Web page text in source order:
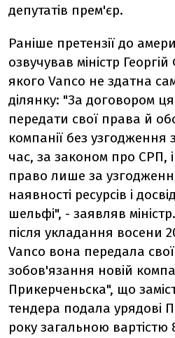
депутатів прем'єр.
Раніше претензії до
озвучував міністр
якого Vanco не здатна
ділянку: "За договором
передати свої права й
компанії без
час, за законом про СРП,
право лише за
наявності ресурсів і
шельфі", - заявляв
після укладання восени
Vanco вона передала
зобов'язання новій
Прикерченьска", що
тендера подала урядові
року загальною вартістю